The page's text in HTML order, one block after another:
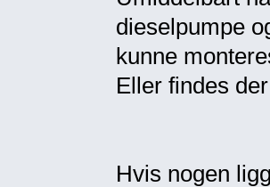
dieselpumpe
kunne
Eller findes
Hvis nogen